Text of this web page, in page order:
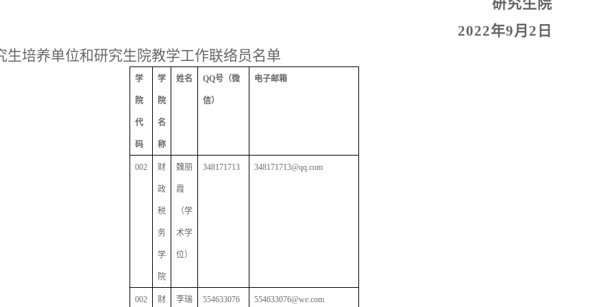
研究生院
2022年9月 2 日
生培养单位和研究生院教学工作联络员名单
学
院
代
码
学
院
名
称
姓名 QQ号（微
信）
电子邮箱
002 财
政
税
务
学
院
魏丽
霞
（学
术学
位）
348171713 348171713@qq.com
002 财 李瑞 554633076 554633076@we.com